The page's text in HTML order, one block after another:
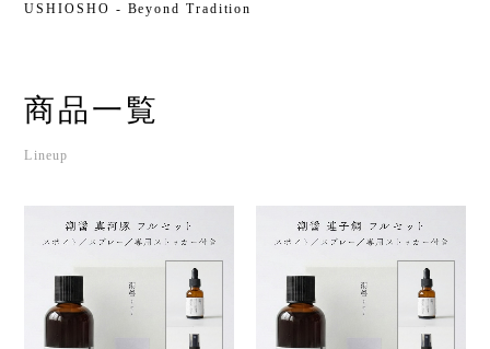
USHIOSHO - Beyond Tradition
商品一覧
Lineup